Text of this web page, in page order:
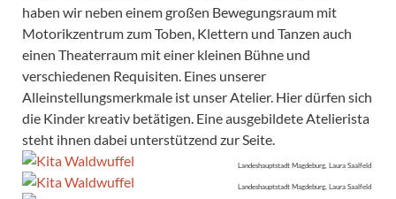
haben wir neben einem großen Bewegungsraum mit
Motorikzentrum zum Toben, Klettern und Tanzen auch
einen Theaterraum mit einer kleinen Bühne und
verschiedenen Requisiten. Eines unserer
Alleinstellungsmerkmale ist unser Atelier. Hier dürfen sich
die Kinder kreativ betätigen. Eine ausgebildete Atelierista
steht ihnen dabei unterstützend zur Seite.
Landeshauptstadt Magdeburg, Laura Saalfeld
Landeshauptstadt Magdeburg, Laura Saalfeld